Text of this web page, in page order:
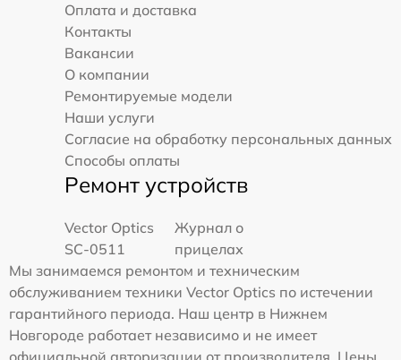
Оплата и доставка
Контакты
Вакансии
О компании
Ремонтируемые модели
Наши услуги
Согласие на обработку персональных данных
Способы оплаты
Ремонт устройств
Vector Optics
SC-0511
Журнал о
прицелах
Мы занимаемся ремонтом и техническим
обслуживанием техники Vector Optics по истечении
гарантийного периода. Наш центр в Нижнем
Новгороде работает независимо и не имеет